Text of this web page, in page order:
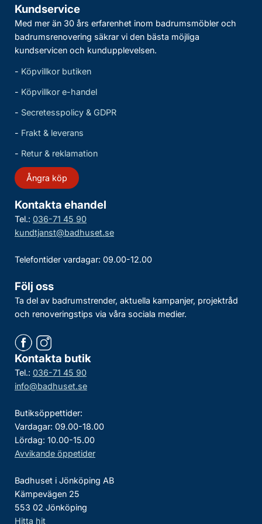
Kundservice
Med mer än 30 års erfarenhet inom badrumsmöbler och
badrumsrenovering säkrar vi den bästa möjliga
kundservicen och kundupplevelsen.
- Köpvillkor butiken
- Köpvillkor e-handel
- Secretesspolicy & GDPR
- Frakt & leverans
- Retur & reklamation
Ångra köp
Kontakta ehandel
Tel.: 036-71 45 90
kundtjanst@badhuset.se
Telefontider vardagar: 09.00-12.00
Följ oss
Ta del av badrumstrender, aktuella kampanjer, projektråd
och renoveringstips via våra sociala medier.
Kontakta butik
Tel.: 036-71 45 90
info@badhuset.se
Butiksöppettider:
Vardagar: 09.00-18.00
Lördag: 10.00-15.00
Avvikande öppetider
Badhuset i Jönköping AB
Kämpevägen 25
553 02 Jönköping
Hitta hit